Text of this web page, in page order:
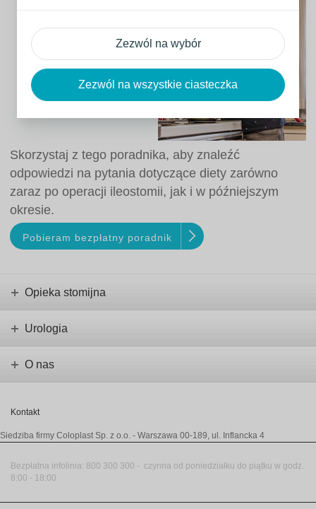
Zezwól na wybór
Zezwól na wszystkie ciasteczka
Skorzystaj z tego poradnika, aby znaleźć
odpowiedzi na pytania dotyczące diety zarówno
zaraz po operacji ileostomii, jak i w późniejszym
okresie.
Pobieram bezpłatny poradnik
Opieka stomijna
Urologia
O nas
Kontakt
Siedziba firmy Coloplast Sp. z o.o. - Warszawa 00-189, ul. Inflancka 4
Bezpłatna infolinia: 800 300 300 - czynna od poniedziałku do piątku w godz.
8:00 - 18:00